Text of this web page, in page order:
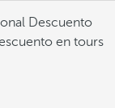
Descuento
en tours